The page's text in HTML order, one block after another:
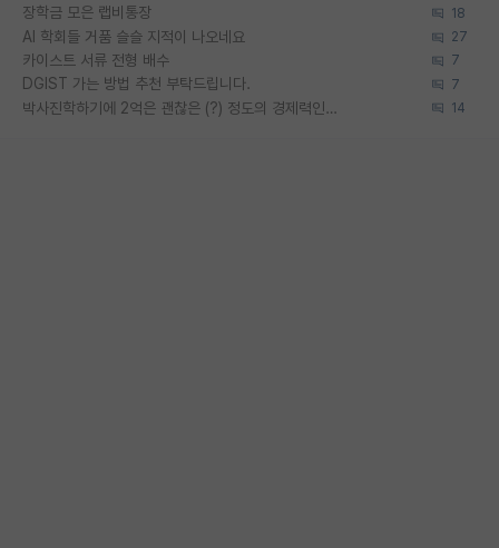
장학금 모은 랩비통장 18
AI 학회들 거품 슬슬 지적이 나오네요 27
카이스트 서류 전형 배수 7
DGIST 가는 방법 추천 부탁드립니다. 7
박사진학하기에 2억은 괜찮은 (?) 정도의 경제력인가요 14